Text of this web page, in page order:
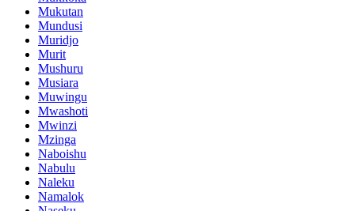
Mukutan
Mundusi
Muridjo
Murit
Mushuru
Musiara
Muwingu
Mwashoti
Mwinzi
Mzinga
Naboishu
Nabulu
Naleku
Namalok